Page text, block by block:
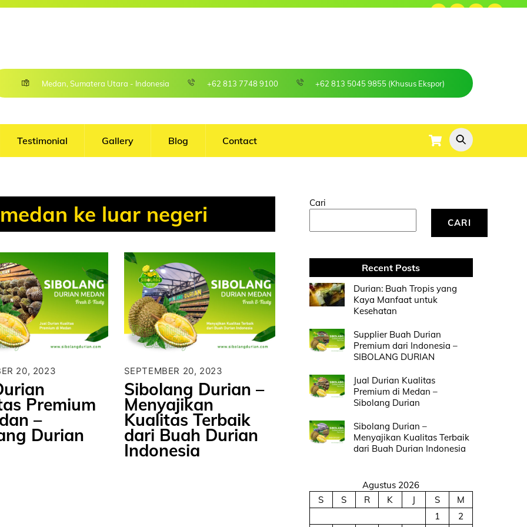
Cart
Testimonial Gallery Blog Contact
Medan, Sumatera Utara - Indonesia +62 813 7748 9100 +62 813 5045 9855 (Khusus Ekspor)
ke luar negeri
20, 2023
Premium
–
Durian
SEPTEMBER 20, 2023
Sibolang Durian –
Menyajikan
Kualitas Terbaik
dari Buah Durian
Indonesia
Cari
CARI
Recent Posts
Durian: Buah Tropis yang
Kaya Manfaat untuk
Kesehatan
Supplier Buah Durian
Premium dari Indonesia –
SIBOLANG DURIAN
Jual Durian Kualitas
Premium di Medan –
Sibolang Durian
Sibolang Durian –
Menyajikan Kualitas Terbaik
dari Buah Durian Indonesia
Agustus 2026
S
S R K J S
M
1
2